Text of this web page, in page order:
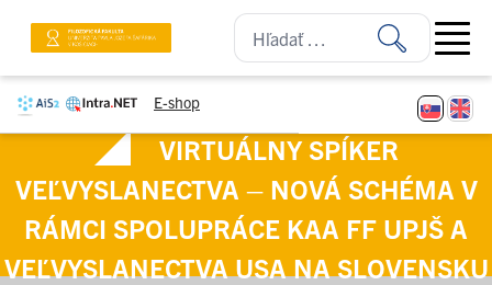
E-shop
Open
VIRTUÁLNY SPÍKER
VEĽVYSLANECTVA – NOVÁ SCHÉMA V
RÁMCI SPOLUPRÁCE KAA FF UPJŠ A
VEĽVYSLANECTVA USA NA SLOVENSKU